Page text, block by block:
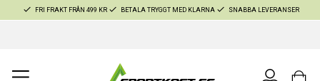
FRI FRAKT FRÅN 499 KR BETALA TRYGGT MED KLARNA SNABBA LEVERANSER